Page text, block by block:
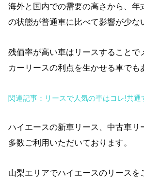
海外と国内での需要の高さから、年
の状態が普通車に比べて影響が少な
残価率が高い車はリースすることで
カーリースの利点を生かせる車でも
関連記事：リースで人気の車はコレ!共
ハイエースの新車リース、中古車リ
多数ご利用いただいております。
山梨エリアでハイエースのリースを